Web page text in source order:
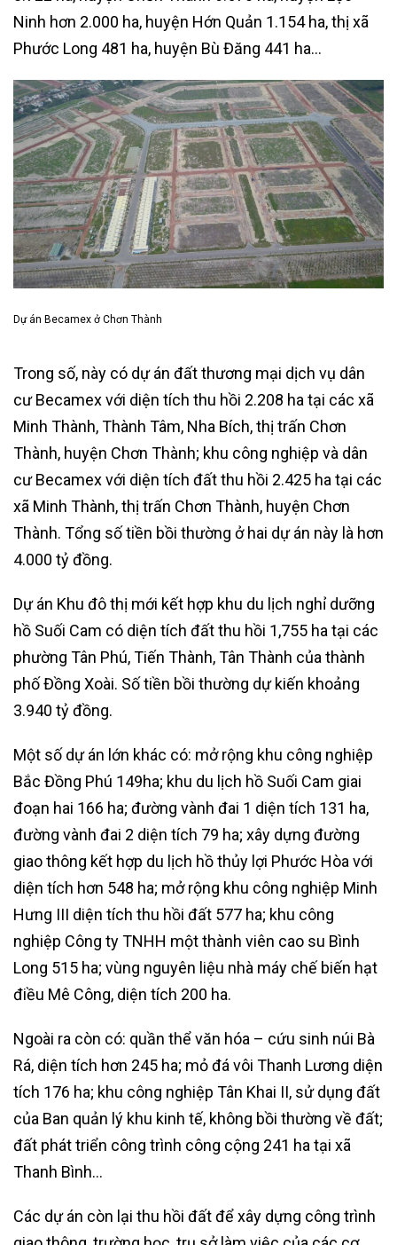
Ninh hơn 2.000 ha, huyện Hớn Quản 1.154 ha, thị xã
Phước Long 481 ha, huyện Bù Đăng 441 ha…
Dự án Becamex ở Chơn Thành
Trong số, này có dự án đất thương mại dịch vụ dân
cư Becamex với diện tích thu hồi 2.208 ha tại các xã
Minh Thành, Thành Tâm, Nha Bích, thị trấn Chơn
Thành, huyện Chơn Thành; khu công nghiệp và dân
cư Becamex với diện tích đất thu hồi 2.425 ha tại các
xã Minh Thành, thị trấn Chơn Thành, huyện Chơn
Thành. Tổng số tiền bồi thường ở hai dự án này là hơn
4.000 tỷ đồng.
Dự án Khu đô thị mới kết hợp khu du lịch nghỉ dưỡng
hồ Suối Cam có diện tích đất thu hồi 1,755 ha tại các
phường Tân Phú, Tiến Thành, Tân Thành của thành
phố Đồng Xoài. Số tiền bồi thường dự kiến khoảng
3.940 tỷ đồng.
Một số dự án lớn khác có: mở rộng khu công nghiệp
Bắc Đồng Phú 149ha; khu du lịch hồ Suối Cam giai
đoạn hai 166 ha; đường vành đai 1 diện tích 131 ha,
đường vành đai 2 diện tích 79 ha; xây dựng đường
giao thông kết hợp du lịch hồ thủy lợi Phước Hòa với
diện tích hơn 548 ha; mở rộng khu công nghiệp Minh
Hưng III diện tích thu hồi đất 577 ha; khu công
nghiệp Công ty TNHH một thành viên cao su Bình
Long 515 ha; vùng nguyên liệu nhà máy chế biến hạt
điều Mê Công, diện tích 200 ha.
Ngoài ra còn có: quần thể văn hóa – cứu sinh núi Bà
Rá, diện tích hơn 245 ha; mỏ đá vôi Thanh Lương diện
tích 176 ha; khu công nghiệp Tân Khai II, sử dụng đất
của Ban quản lý khu kinh tế, không bồi thường về đất;
đất phát triển công trình công cộng 241 ha tại xã
Thanh Bình…
Các dự án còn lại thu hồi đất để xây dựng công trình